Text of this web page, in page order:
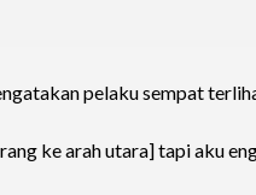
pelaku sempat
ke arah utara] tapi aku